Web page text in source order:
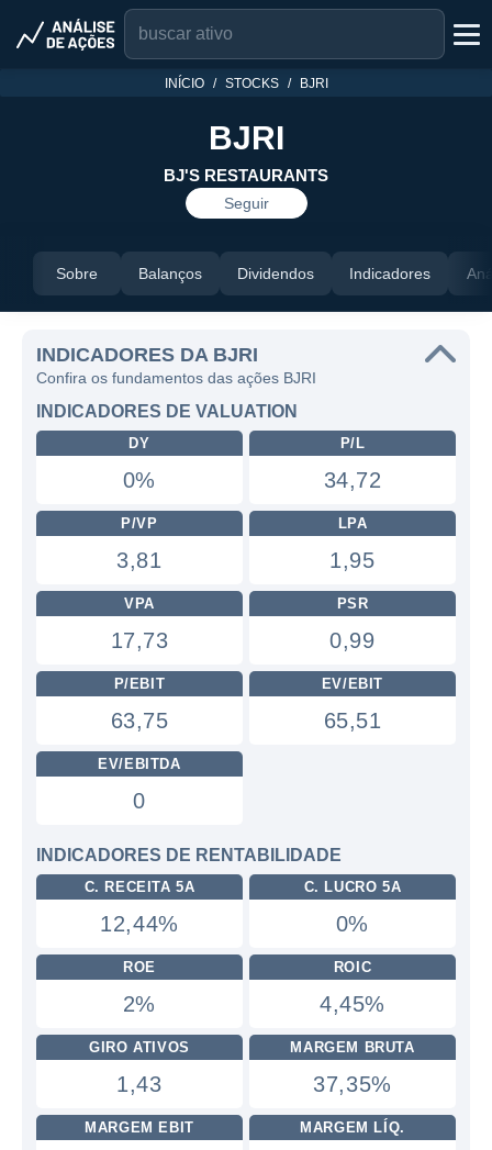
INÍCIO STOCKS BJRI
BJRI
BJ'S RESTAURANTS
Seguir
Sobre Balanços Dividendos Indicadores
INDICADORES DA BJRI
Confira os fundamentos das ações BJRI
INDICADORES DE VALUATION
DY
0%
P/L
34,72
P/VP
3,81
LPA
1,95
VPA
17,73
PSR
0,99
P/EBIT
63,75
EV/EBIT
65,51
EV/EBITDA
0
INDICADORES DE RENTABILIDADE
C. RECEITA 5A
12,44%
C. LUCRO 5A
0%
ROE
2%
ROIC
4,45%
GIRO ATIVOS
1,43
MARGEM BRUTA
37,35%
MARGEM EBIT MARGEM LÍQ.